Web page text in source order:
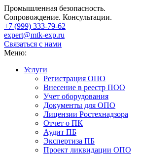
Промышленная безопасность.
Сопровождение. Консультации.
+7 (999) 333-79-62
expert@mtk-exp.ru
Связаться с нами
Меню:
Услуги
Регистрация ОПО
Внесение в реестр ПОО
Учет оборудования
Документы для ОПО
Лицензии Ростехнадзора
Отчет о ПК
Аудит ПБ
Экспертиза ПБ
Проект ликвидации ОПО